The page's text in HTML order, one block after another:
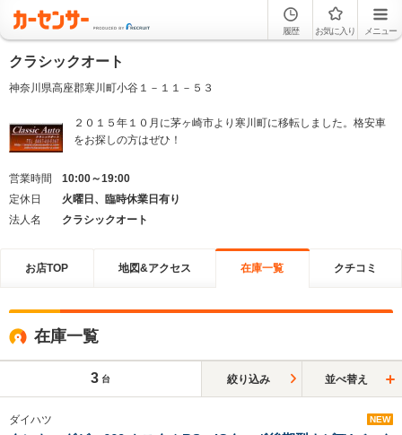
履歴 お気に入り メニュー
クラシックオート
神奈川県高座郡寒川町小谷１－１１－５３
２０１５年１０月に茅ヶ崎市より寒川町に移転しました。格安車
をお探しの方はぜひ！
営業時間
10:00～19:00
定休日
火曜日、臨時休業日有り
法人名
クラシックオート
お店TOP 地図&アクセス 在庫一覧 クチコミ
在庫一覧
3 台 絞り込み 並べ替え
ダイハツ NEW